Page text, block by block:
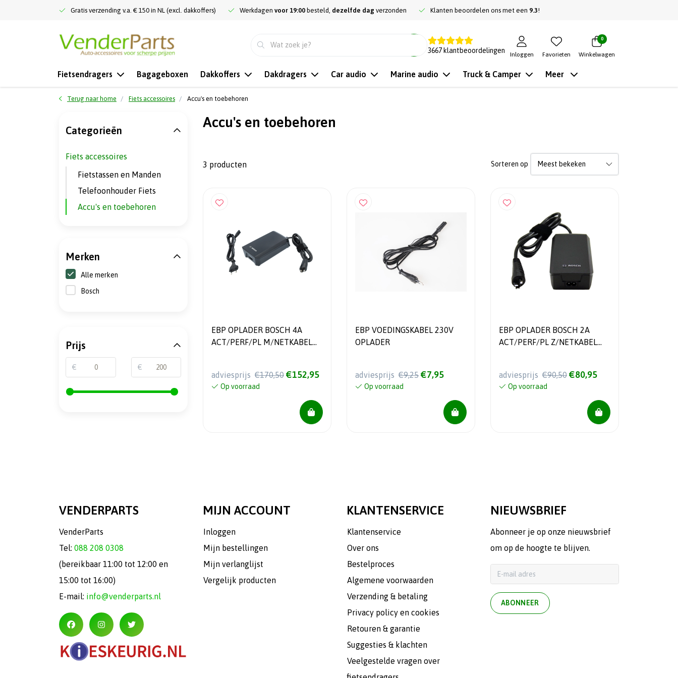
Gratis verzending v.a. € 150 in NL (excl. dakkoffers) Werkdagen voor 19:00 besteld, dezelfde dag verzonden Klanten beoordelen ons met een 9.3!
3667 klantbeoordelingen
Inloggen Favorieten
0
Winkelwagen
Fietsendragers Bagageboxen Dakkoffers Dakdragers Car audio Marine audio Truck & Camper Meer
Terug naar home Fiets accessoires Accu's en toebehoren
Accu's en toebehoren
3 producten Sorteren op
EBP OPLADER BOSCH 4A
ACT/PERF/PL M/NETKABEL
adviesprijs €170,50 €152,95
Op voorraad
EBP VOEDINGSKABEL 230V
OPLADER
adviesprijs €9,25 €7,95
Op voorraad
EBP OPLADER BOSCH 2A
ACT/PERF/PL Z/NETKABEL
adviesprijs €90,50 €80,95
Op voorraad
Categorieën
Fiets accessoires
Fietstassen en Manden
Telefoonhouder Fiets
Accu's en toebehoren
Merken
Alle merken
Bosch
Prijs
€ €
VENDERPARTS
VenderParts
Tel: 088 208 0308
(bereikbaar 11:00 tot 12:00 en
15:00 tot 16:00)
E-mail: info@venderparts.nl
MIJN ACCOUNT
Inloggen
Mijn bestellingen
Mijn verlanglijst
Vergelijk producten
KLANTENSERVICE
Klantenservice
Over ons
Bestelproces
Algemene voorwaarden
Verzending & betaling
Privacy policy en cookies
Retouren & garantie
Suggesties & klachten
Veelgestelde vragen over
NIEUWSBRIEF
Abonneer je op onze nieuwsbrief
om op de hoogte te blijven.
ABONNEER